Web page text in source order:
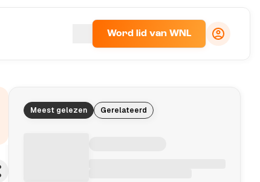
Word lid van WNL
Meest gelezen Gerelateerd